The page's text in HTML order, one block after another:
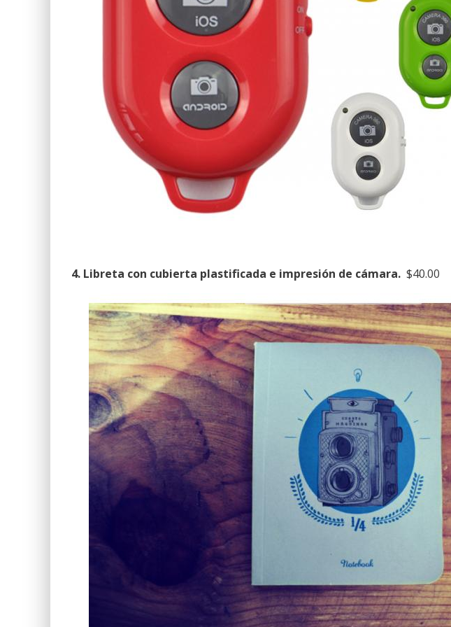
4. Libreta con cubierta plastificada e impresión de cámara. $40.00